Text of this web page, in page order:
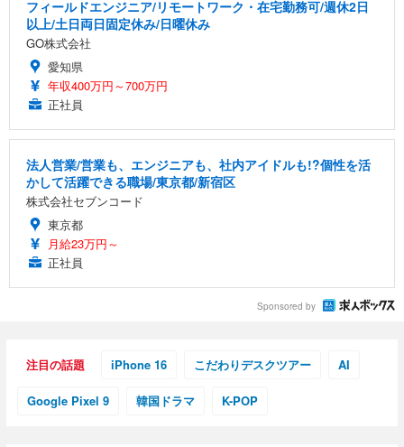
フィールドエンジニア/リモートワーク・在宅勤務可/週休2日
以上/土日両日固定休み/日曜休み
GO株式会社
愛知県
年収400万円～700万円
正社員
法人営業/営業も、エンジニアも、社内アイドルも!?個性を活
かして活躍できる職場/東京都/新宿区
株式会社セブンコード
東京都
月給23万円～
正社員
Sponsored by
注目の話題 iPhone 16 こだわりデスクツアー AI
Google Pixel 9 韓国ドラマ K-POP